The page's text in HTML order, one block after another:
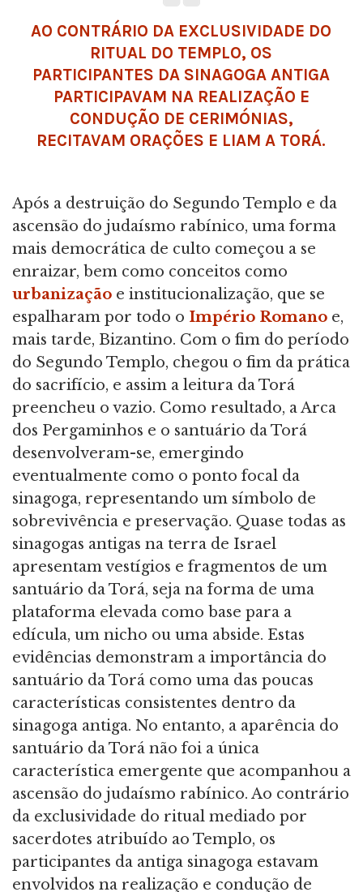
AO CONTRÁRIO DA EXCLUSIVIDADE DO
RITUAL DO TEMPLO, OS
PARTICIPANTES DA SINAGOGA ANTIGA
PARTICIPAVAM NA REALIZAÇÃO E
CONDUÇÃO DE CERIMÓNIAS,
RECITAVAM ORAÇÕES E LIAM A TORÁ.
Após a destruição do Segundo Templo e da
ascensão do judaísmo rabínico, uma forma
mais democrática de culto começou a se
enraizar, bem como conceitos como
urbanização e institucionalização, que se
espalharam por todo o Império Romano e,
mais tarde, Bizantino. Com o fim do período
do Segundo Templo, chegou o fim da prática
do sacrifício, e assim a leitura da Torá
preencheu o vazio. Como resultado, a Arca
dos Pergaminhos e o santuário da Torá
desenvolveram-se, emergindo
eventualmente como o ponto focal da
sinagoga, representando um símbolo de
sobrevivência e preservação. Quase todas as
sinagogas antigas na terra de Israel
apresentam vestígios e fragmentos de um
santuário da Torá, seja na forma de uma
plataforma elevada como base para a
edícula, um nicho ou uma abside. Estas
evidências demonstram a importância do
santuário da Torá como uma das poucas
características consistentes dentro da
sinagoga antiga. No entanto, a aparência do
santuário da Torá não foi a única
característica emergente que acompanhou a
ascensão do judaísmo rabínico. Ao contrário
da exclusividade do ritual mediado por
sacerdotes atribuído ao Templo, os
participantes da antiga sinagoga estavam
envolvidos na realização e condução de